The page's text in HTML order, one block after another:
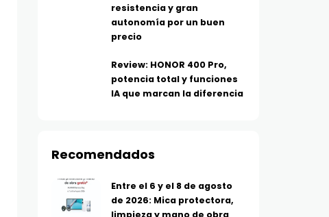
resistencia y gran
autonomía por un buen
precio
Review: HONOR 400 Pro,
potencia total y funciones
IA que marcan la diferencia
Recomendados
Entre el 6 y el 8 de agosto
de 2026: Mica protectora,
limpieza y mano de obra